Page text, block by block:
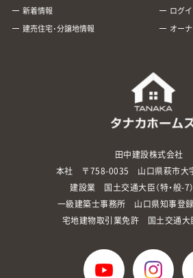
新着情報
建売住宅･分譲地情報
ログ
オー
田中建設株式会社
本社 〒758-0035 山口県萩市大
建設業 国土交通大臣（特・般-7
一級建築士事務所 山口県知事登
宅地建物取引業免許 国土交通